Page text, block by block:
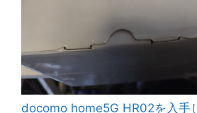
docomo home5G HR02を入手